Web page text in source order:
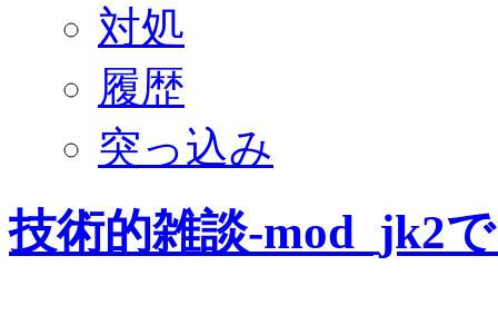
対処
履歴
突っ込み
技術的雑談-mod_jk2